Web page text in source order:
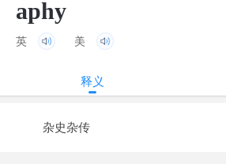
aphy
英 美
释义
杂史杂传